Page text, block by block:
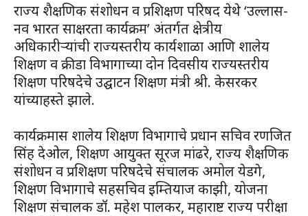
राज्य शैक्षणिक संशोधन व प्रशिक्षण परिषद येथे ‘उल्लास-
नव भारत साक्षरता कार्यक्रम’ अंतर्गत क्षेत्रीय
अधिकारीऱ्यांची राज्यस्तरीय कार्यशाळा आणि शालेय
शिक्षण व क्रीडा विभागाच्या दोन दिवसीय राज्यस्तरीय
शिक्षण परिषदेचे उद्घाटन शिक्षण मंत्री श्री. केसरकर
यांच्याहस्ते झाले.
कार्यक्रमास शालेय शिक्षण विभागाचे प्रधान सचिव रणजित
सिंह देओल, शिक्षण आयुक्त सूरज मांढरे, राज्य शैक्षणिक
संशोधन व प्रशिक्षण परिषदेचे संचालक अमोल येडगे,
शिक्षण विभागाचे सहसचिव इम्तियाज काझी, योजना
शिक्षण संचालक डॉ. महेश पालकर, महाराष्ट राज्य परीक्षा